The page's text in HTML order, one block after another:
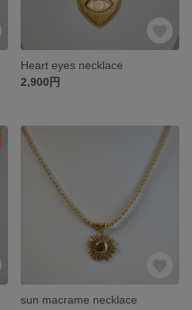
Heart eyes necklace
2,900円
sun macrame necklace